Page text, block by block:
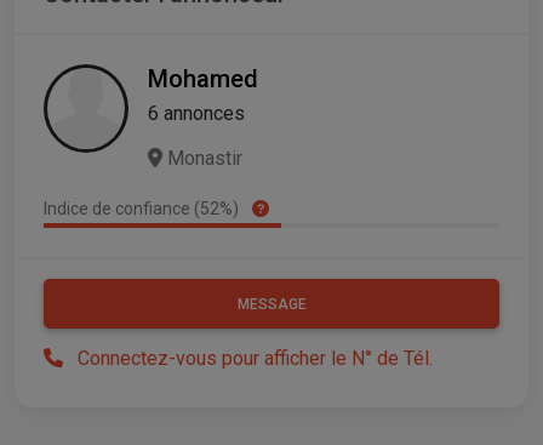
Mohamed
6 annonces
Monastir
Indice de confiance (52%)
MESSAGE
Connectez-vous pour afficher le N° de Tél.